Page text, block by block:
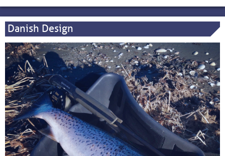
Danish Design